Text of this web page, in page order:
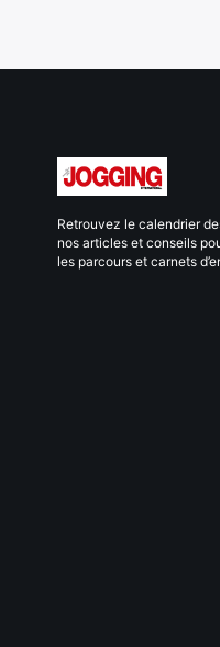
Retrouvez le calendrier
nos articles et conseils
les parcours et carnets